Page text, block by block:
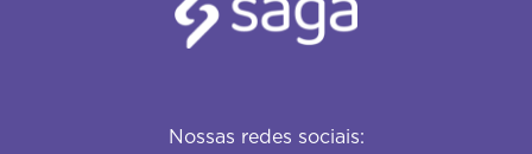
Nossas redes sociais: